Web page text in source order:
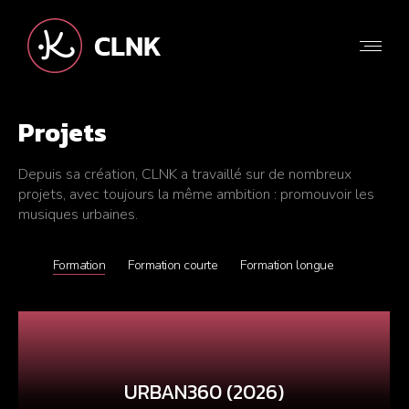
Projets
Depuis sa création, CLNK a travaillé sur de nombreux
projets, avec toujours la même ambition : promouvoir les
musiques urbaines.
Formation Formation courte Formation longue
URBAN360 (2026)